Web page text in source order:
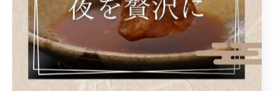
で、洋風の一皿が完成します。ワインやこしょうを少量
加えることで香りもアップし、野菜やパスタと合わせて
も相性抜群です。
余った焼肉を新たな味わいに変えることで、食材の無駄
を防ぎ、家族も喜ぶアレンジメニューが楽しめます。忙